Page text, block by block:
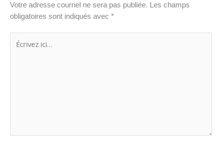
Votre adresse courriel ne sera pas publiée. Les champs
obligatoires sont indiqués avec *
ici…